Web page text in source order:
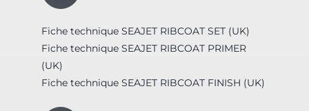
Fiche technique SEAJET RIBCOAT SET (UK)
Fiche technique SEAJET RIBCOAT PRIMER
(UK)
Fiche technique SEAJET RIBCOAT FINISH (UK)